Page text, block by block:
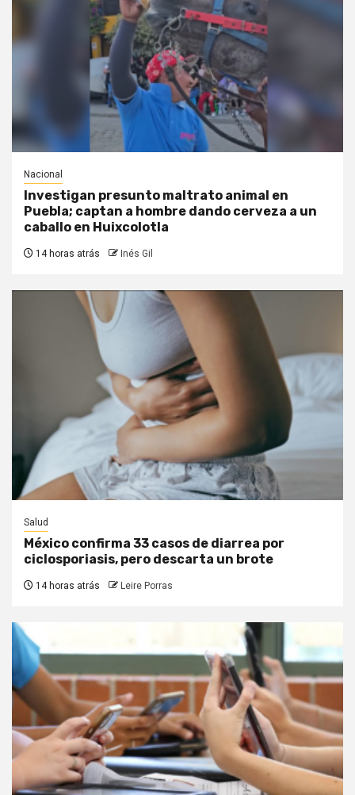
Nacional
Investigan presunto maltrato animal en
Puebla; captan a hombre dando cerveza a un
caballo en Huixcolotla
14 horas atrás Inés Gil
Salud
México confirma 33 casos de diarrea por
ciclosporiasis, pero descarta un brote
14 horas atrás Leire Porras